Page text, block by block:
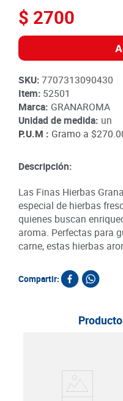
$ 2700
SKU:7707313090430
Item: 52501
Marca: GRANAROMA
Unidad de medida: un
P.U.M : Gramo a
Descripción:
Las Finas Hierbas
especial de hierbas
quienes buscan
aroma. Perfectas para
carne, estas hierbas
Compartir: